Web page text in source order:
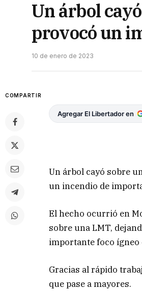
Un árbol
provocó un
10 de enero de 2023
COMPARTIR
Agregar El Libertador en
Un árbol cayó sobre
un incendio de
El hecho ocurrió en
sobre una LMT,
importante foco ígneo
Gracias al rápido
que pase a mayores.